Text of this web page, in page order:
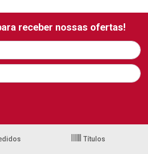
receber nossas ofertas!
Títulos